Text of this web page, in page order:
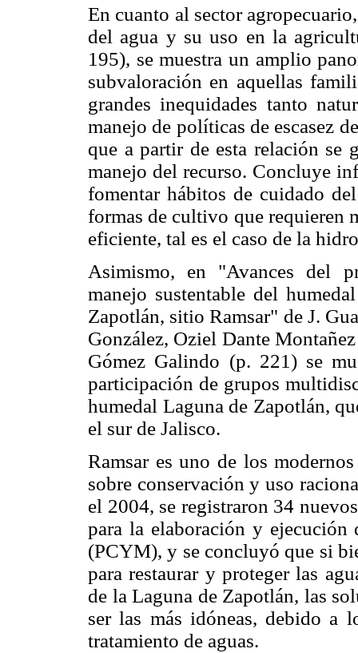
En cuanto al sector
del agua y su uso en la
195), se muestra un amplio
subvaloración en aquellas
grandes inequidades tanto
manejo de políticas de escasez
que a partir de esta relación se
manejo del recurso. Concluye
fomentar hábitos de cuidado
formas de cultivo que requieren
eficiente, tal es el caso de la
Asimismo, en "Avances del
manejo sustentable del
Zapotlán, sitio Ramsar" de J.
González, Oziel Dante
Gómez Galindo (p. 221) se
participación de grupos
humedal Laguna de Zapotlán,
el sur de Jalisco.
Ramsar es uno de los
sobre conservación y uso
el 2004, se registraron 34
para la elaboración y
(PCYM), y se concluyó que si
para restaurar y proteger las
de la Laguna de Zapotlán, las
ser las más idóneas, debido a
tratamiento de aguas.